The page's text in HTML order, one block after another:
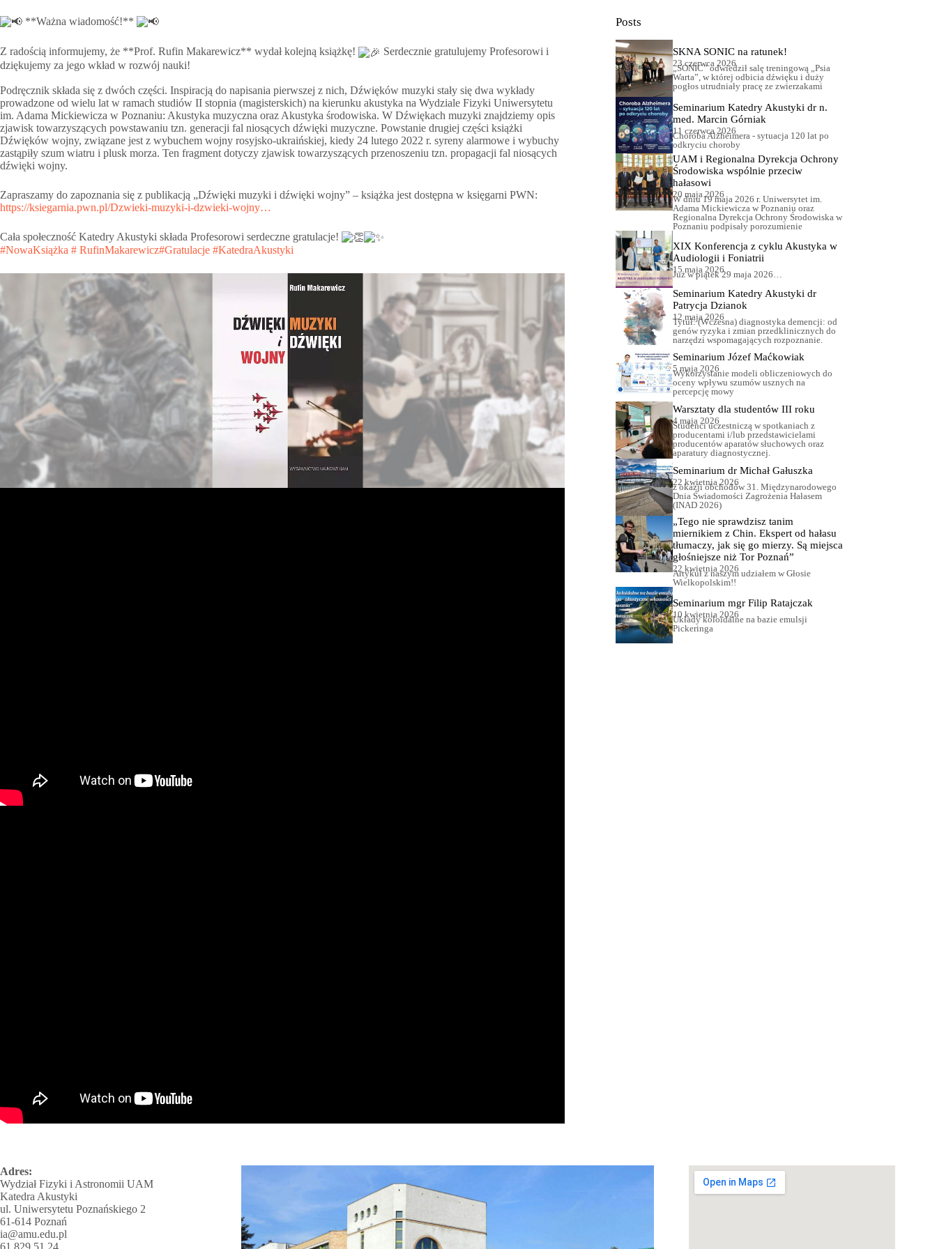
**Ważna wiadomość!**
Z radością informujemy, że **Prof. Rufin Makarewicz** wydał kolejną książkę!
Serdecznie gratulujemy Profesorowi i
dziękujemy za jego wkład w rozwój nauki!
Podręcznik składa się z dwóch części. Inspiracją do napisania pierwszej z nich, Dźwięków muzyki stały się dwa wykłady
prowadzone od wielu lat w ramach studiów II stopnia (magisterskich) na kierunku akustyka na Wydziale Fizyki Uniwersytetu
im. Adama Mickiewicza w Poznaniu: Akustyka muzyczna oraz Akustyka środowiska. W Dźwiękach muzyki znajdziemy opis
zjawisk towarzyszących powstawaniu tzn. generacji fal niosących dźwięki muzyczne. Powstanie drugiej części książki
Dźwięków wojny, związane jest z wybuchem wojny rosyjsko-ukraińskiej, kiedy 24 lutego 2022 r. syreny alarmowe i wybuchy
zastąpiły szum wiatru i plusk morza. Ten fragment dotyczy zjawisk towarzyszących przenoszeniu tzn. propagacji fal niosących
dźwięki wojny.
Zapraszamy do zapoznania się z publikacją „Dźwięki muzyki i dźwięki wojny” – książka jest dostępna w księgarni PWN:
https://ksiegarnia.pwn.pl/Dzwieki-muzyki-i-dzwieki-wojny…
Cała społeczność Katedry Akustyki składa Profesorowi serdeczne gratulacje!
#NowaKsiążka # RufinMakarewicz#Gratulacje #KatedraAkustyki
Posts
SKNA SONIC na ratunek!
23 czerwca 2026
„SONIC” odwiedził salę treningową „Psia
Warta”, w której odbicia dźwięku i duży
pogłos utrudniały pracę ze zwierzakami
Seminarium Katedry Akustyki dr n.
med. Marcin Górniak
11 czerwca 2026
Choroba Alzheimera - sytuacja 120 lat po
odkryciu choroby
UAM i Regionalna Dyrekcja Ochrony
Środowiska wspólnie przeciw
hałasowi
20 maja 2026
W dniu 19 maja 2026 r. Uniwersytet im.
Adama Mickiewicza w Poznaniu oraz
Regionalna Dyrekcja Ochrony Środowiska w
Poznaniu podpisały porozumienie
XIX Konferencja z cyklu Akustyka w
Audiologii i Foniatrii
15 maja 2026
Już w piątek 29 maja 2026…
Seminarium Katedry Akustyki dr
Patrycja Dzianok
12 maja 2026
Tytuł: (Wczesna) diagnostyka demencji: od
genów ryzyka i zmian przedklinicznych do
narzędzi wspomagających rozpoznanie.
Seminarium Józef Maćkowiak
5 maja 2026
Wykorzystanie modeli obliczeniowych do
oceny wpływu szumów usznych na
percepcję mowy
Warsztaty dla studentów III roku
4 maja 2026
Studenci uczestniczą w spotkaniach z
producentami i/lub przedstawicielami
producentów aparatów słuchowych oraz
aparatury diagnostycznej.
Seminarium dr Michał Gałuszka
22 kwietnia 2026
z okazji obchodów 31. Międzynarodowego
Dnia Świadomości Zagrożenia Hałasem
(INAD 2026)
„Tego nie sprawdzisz tanim
miernikiem z Chin. Ekspert od hałasu
tłumaczy, jak się go mierzy. Są miejsca
głośniejsze niż Tor Poznań”
22 kwietnia 2026
Artykuł z naszym udziałem w Głosie
Wielkopolskim!!
Seminarium mgr Filip Ratajczak
10 kwietnia 2026
Układy koloidalne na bazie emulsji
Pickeringa
Adres:
Wydział Fizyki i Astronomii UAM
Katedra Akustyki
ul. Uniwersytetu Poznańskiego 2
61-614 Poznań
ia@amu.edu.pl
61 829 51 24